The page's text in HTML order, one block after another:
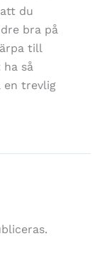
du
bra på
till
så
en trevlig